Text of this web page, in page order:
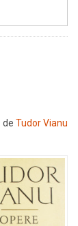
de Tudor Vianu